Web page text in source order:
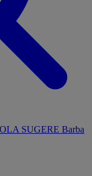
SUGERE Barba